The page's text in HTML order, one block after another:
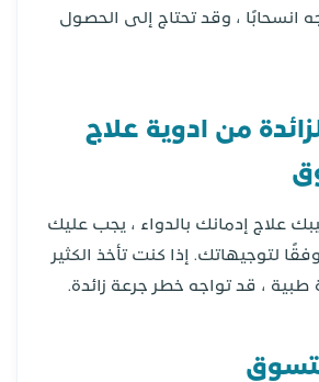
انسحابًا ، وقد تحتاج إلى الحصول
من ادوية علاج
علاج إدمانك بالدواء ، يجب عليك
وفقًا لتوجيهاتك. إذا كنت تأخذ الكثير
، قد تواجه خطر جرعة زائدة.